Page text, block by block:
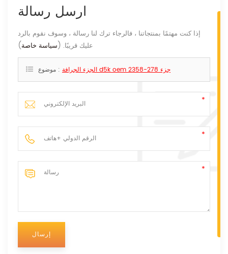
ارسل رسالة
إذا كنت مهتمًا بمنتجاتنا ، فالرجاء ترك لنا رسالة ، وسوف نقوم بالرد
عليك قريبًا. (سياسة خاصة)
موضوع : الجزء الجرافة d5k oem جزء 278-2358